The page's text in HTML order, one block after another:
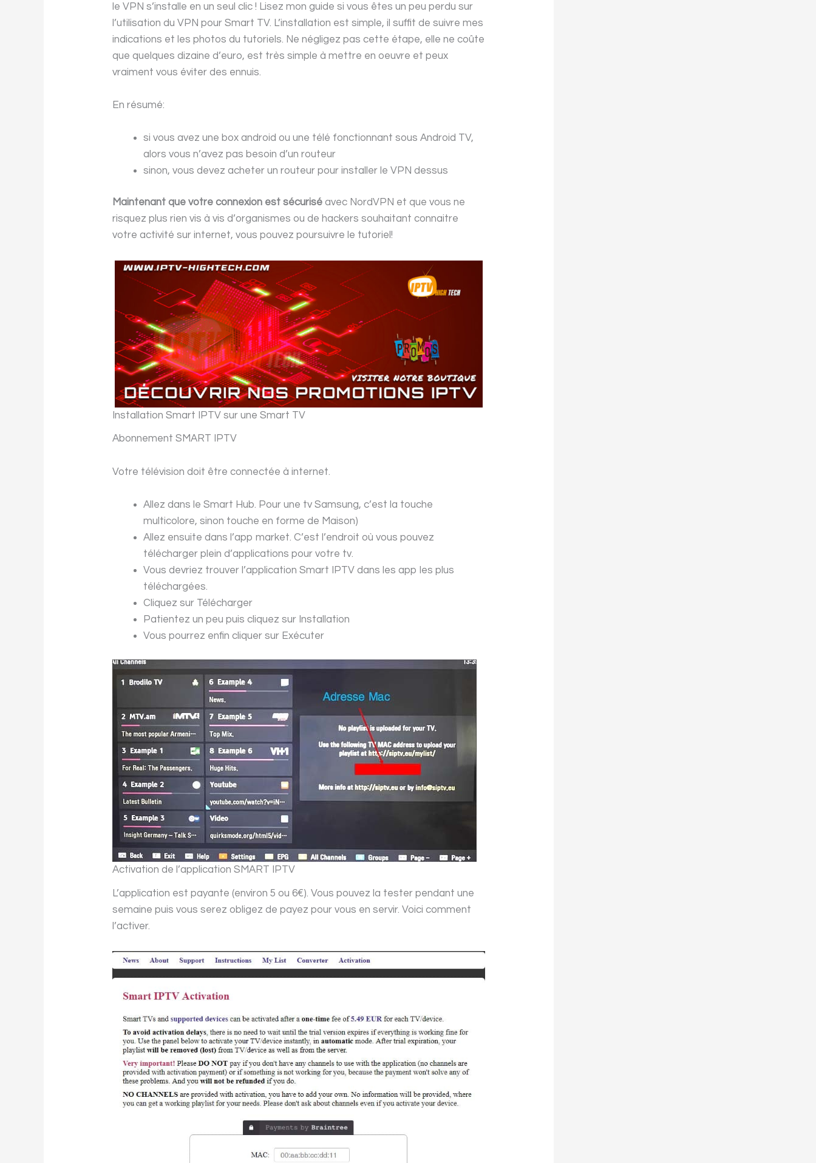
le VPN s’installe en un seul clic ! Lisez mon guide si vous êtes un peu perdu sur
l’utilisation du VPN pour Smart TV. L’installation est simple, il suffit de suivre mes
indications et les photos du tutoriels. Ne négligez pas cette étape, elle ne coûte
que quelques dizaine d’euro, est très simple à mettre en oeuvre et peux
vraiment vous éviter des ennuis.
En résumé:
si vous avez une box android ou une télé fonctionnant sous Android TV,
alors vous n’avez pas besoin d’un routeur
sinon, vous devez acheter un routeur pour installer le VPN dessus
Maintenant que votre connexion est sécurisé avec NordVPN et que vous ne
risquez plus rien vis à vis d’organismes ou de hackers souhaitant connaitre
votre activité sur internet, vous pouvez poursuivre le tutoriel!
Installation Smart IPTV sur une Smart TV
Abonnement SMART IPTV
Votre télévision doit être connectée à internet.
Allez dans le Smart Hub. Pour une tv Samsung, c’est la touche
multicolore, sinon touche en forme de Maison)
Allez ensuite dans l’app market. C’est l’endroit où vous pouvez
télécharger plein d’applications pour votre tv.
Vous devriez trouver l’application Smart IPTV dans les app les plus
téléchargées.
Cliquez sur Télécharger
Patientez un peu puis cliquez sur Installation
Vous pourrez enfin cliquer sur Exécuter
Activation de l’application SMART IPTV
L’application est payante (environ 5 ou 6€). Vous pouvez la tester pendant une
semaine puis vous serez obligez de payez pour vous en servir. Voici comment
l’activer.